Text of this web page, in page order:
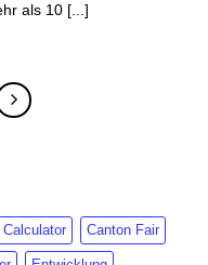
als 10 [...]
Calculator Canton Fair